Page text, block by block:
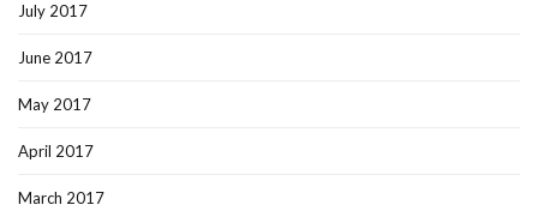
July 2017
June 2017
May 2017
April 2017
March 2017